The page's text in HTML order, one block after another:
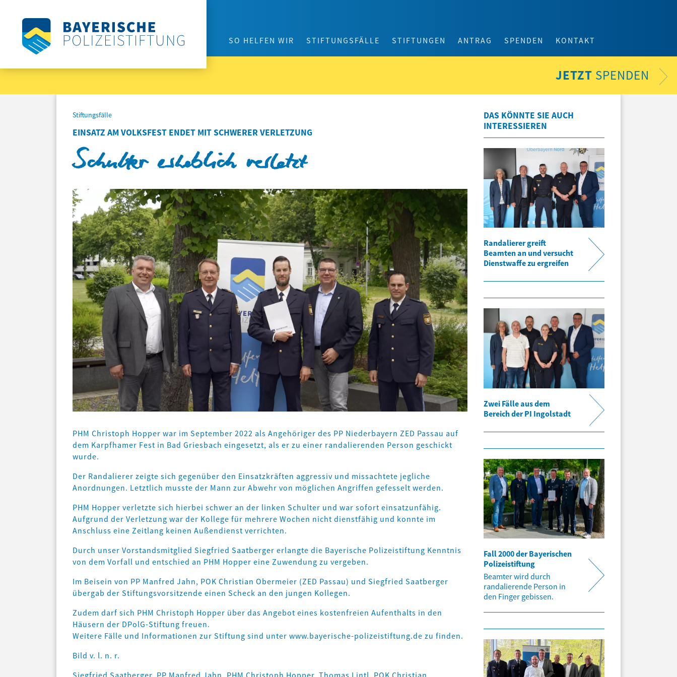
SO HELFEN WIR STIFTUNGSFÄLLE STIFTUNGEN ANTRAG SPENDEN KONTAKT
JETZT SPENDEN
Stiftungsfälle
Schulter erheblich verletzt
EINSATZ AM VOLKSFEST ENDET MIT SCHWERER VERLETZUNG
PHM Christoph Hopper war im September 2022 als Angehöriger des PP Niederbayern ZED Passau auf
dem Karpfhamer Fest in Bad Griesbach eingesetzt, als er zu einer randalierenden Person geschickt
wurde.
Der Randalierer zeigte sich gegenüber den Einsatzkräften aggressiv und missachtete jegliche
Anordnungen. Letztlich musste der Mann zur Abwehr von möglichen Angriffen gefesselt werden.
PHM Hopper verletzte sich hierbei schwer an der linken Schulter und war sofort einsatzunfähig.
Aufgrund der Verletzung war der Kollege für mehrere Wochen nicht dienstfähig und konnte im
Anschluss eine Zeitlang keinen Außendienst verrichten.
Durch unser Vorstandsmitglied Siegfried Saatberger erlangte die Bayerische Polizeistiftung Kenntnis
von dem Vorfall und entschied an PHM Hopper eine Zuwendung zu vergeben.
Im Beisein von PP Manfred Jahn, POK Christian Obermeier (ZED Passau) und Siegfried Saatberger
übergab der Stiftungsvorsitzende einen Scheck an den jungen Kollegen.
Zudem darf sich PHM Christoph Hopper über das Angebot eines kostenfreien Aufenthalts in den
Häusern der DPolG-Stiftung freuen.
Weitere Fälle und Informationen zur Stiftung sind unter www.bayerische-polizeistiftung.de zu finden.
Bild v. l. n. r.
Siegfried Saatberger, PP Manfred Jahn, PHM Christoph Hopper, Thomas Lintl, POK Christian
DAS KÖNNTE SIE AUCH
INTERESSIEREN
Randalierer greift
Beamten an und versucht
Dienstwaffe zu ergreifen
Zwei Fälle aus dem
Bereich der PI Ingolstadt
Fall 2000 der Bayerischen
Polizeistiftung
Beamter wird durch
randalierende Person in
den Finger gebissen.